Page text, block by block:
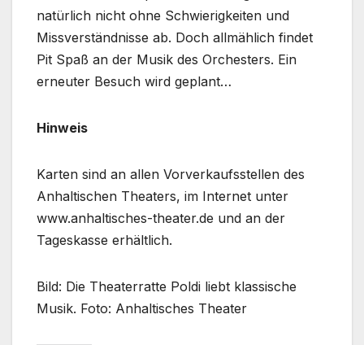
natürlich nicht ohne Schwierigkeiten und
Missverständnisse ab. Doch allmählich findet
Pit Spaß an der Musik des Orchesters. Ein
erneuter Besuch wird geplant…
Hinweis
Karten sind an allen Vorverkaufsstellen des
Anhaltischen Theaters, im Internet unter
www.anhaltisches-theater.de und an der
Tageskasse erhältlich.
Bild: Die Theaterratte Poldi liebt klassische
Musik. Foto: Anhaltisches Theater